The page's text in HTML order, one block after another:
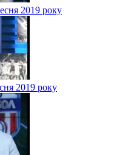
2019 року
2019 року